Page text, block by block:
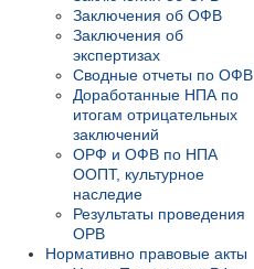
Заключения об ОФВ
Заключения об
экспертизах
Сводные отчеты по ОФВ
Доработанные НПА по
итогам отрицательных
заключений
ОРФ и ОФВ по НПА
ООПТ, культурное
наследие
Результаты проведения
ОРВ
Нормативно правовые акты